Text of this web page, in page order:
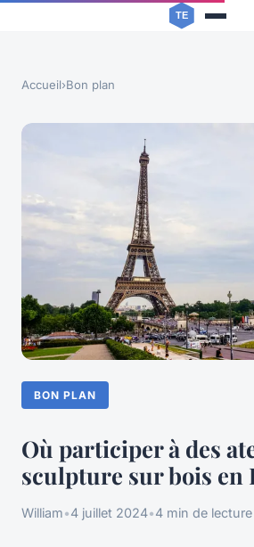
Accueil›Bon plan
BON PLAN
Où participer à des
sculpture sur bois en
William•4 juillet 2024•4 min de lecture